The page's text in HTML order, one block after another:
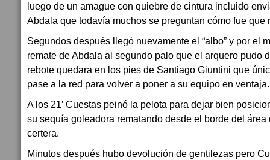
luego de un amague con quiebre de cintura incluido
Abdala que todavía muchos se preguntan cómo fue que
Segundos después llegó nuevamente el “albo” y por el
remate de Abdala al segundo palo que el arquero pudo
rebote quedara en los pies de Santiago Giuntini que
pase a la red para volver a poner a su equipo en ventaja.
A los 21’ Cuestas peinó la pelota para dejar bien
su sequía goleadora rematando desde el borde del área
certera.
Minutos después hubo devolución de gentilezas pero